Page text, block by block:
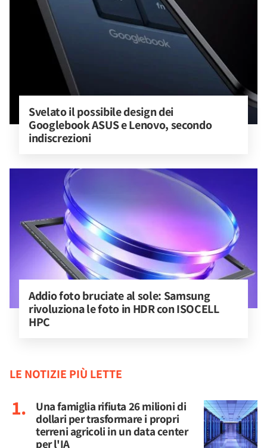
Svelato il possibile design dei
Googlebook ASUS e Lenovo, secondo
indiscrezioni
Addio foto bruciate al sole: Samsung
rivoluziona le foto in HDR con ISOCELL
HPC
LE NOTIZIE PIÙ LETTE
Una famiglia rifiuta 26 milioni di
dollari per trasformare i propri
terreni agricoli in un data center
per l'IA